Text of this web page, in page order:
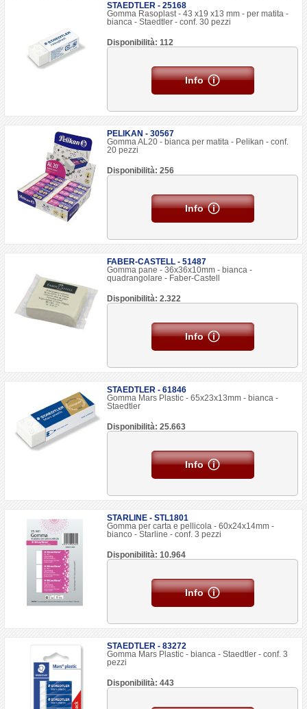
STAEDTLER - 25168
Gomma Rasoplast - 43 x19 x13 mm - per matita -
bianca - Staedtler - conf. 30 pezzi
Disponibilità: 112
Info
PELIKAN - 30567
Gomma AL20 - bianca per matita - Pelikan - conf.
20 pezzi
Disponibilità: 256
Info
FABER-CASTELL - 51487
Gomma pane - 36x36x10mm - bianca -
quadrangolare - Faber-Castell
Disponibilità: 2.322
Info
STAEDTLER - 61846
Gomma Mars Plastic - 65x23x13mm - bianca -
Staedtler
Disponibilità: 25.663
Info
STARLINE - STL1801
Gomma per carta e pellicola - 60x24x14mm -
bianco - Starline - conf. 3 pezzi
Disponibilità: 10.964
Info
STAEDTLER - 83272
Gomma Mars Plastic - bianca - Staedtler - conf. 3
pezzi
Disponibilità: 443